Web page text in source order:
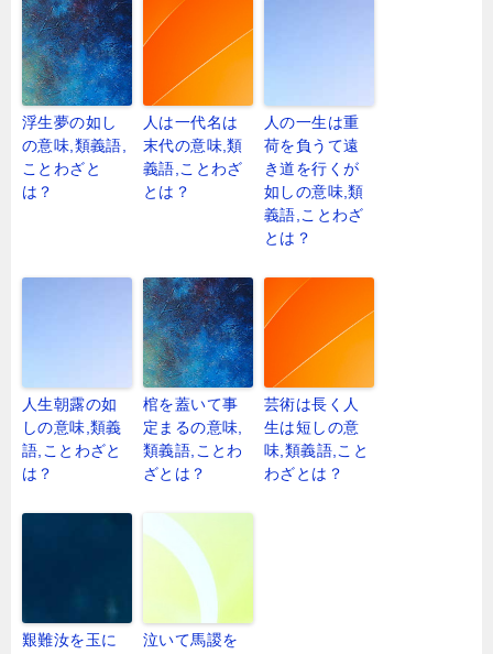
浮生夢の如し
の意味,類義語,
ことわざと
は？
人は一代名は
末代の意味,類
義語,ことわざ
とは？
人の一生は重
荷を負うて遠
き道を行くが
如しの意味,類
義語,ことわざ
とは？
人生朝露の如
しの意味,類義
語,ことわざと
は？
棺を蓋いて事
定まるの意味,
類義語,ことわ
ざとは？
芸術は長く人
生は短しの意
味,類義語,こと
わざとは？
艱難汝を玉に
泣いて馬謖を